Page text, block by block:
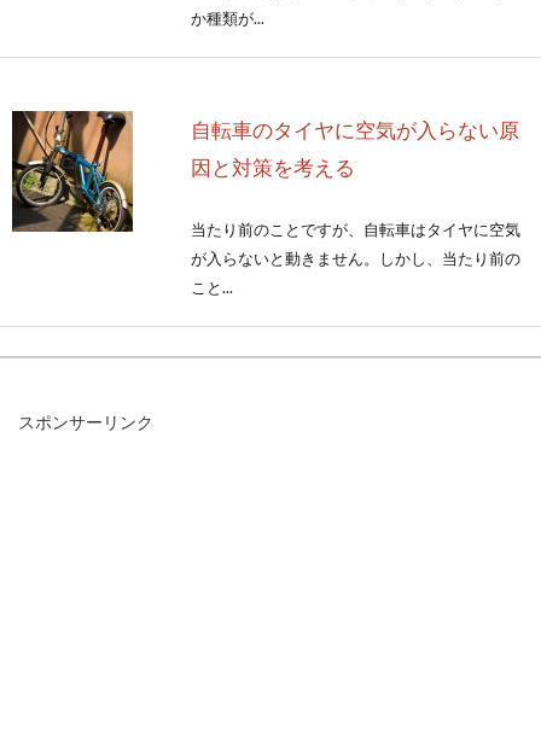
か種類が...
自転車のタイヤに空気が入らない原
因と対策を考える
当たり前のことですが、自転車はタイヤに空気
が入らないと動きません。しかし、当たり前の
こと...
スポンサーリンク